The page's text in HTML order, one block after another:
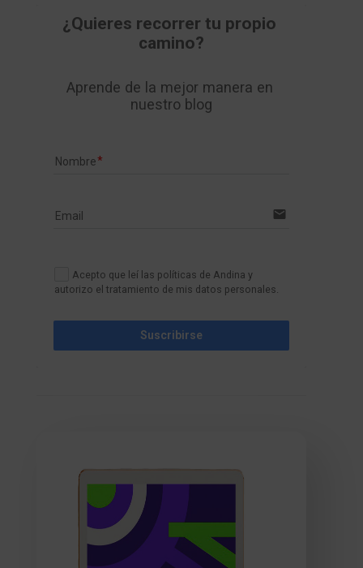
¿Quieres recorrer tu propio
camino?
Aprende de la mejor manera en
nuestro blog
Nombre
Email email
Acepto que leí las políticas de Andina y
autorizo el tratamiento de mis datos personales.
Suscribirse